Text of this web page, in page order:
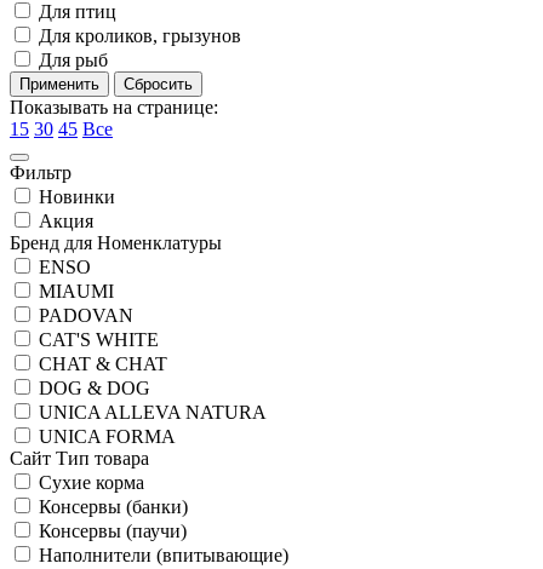
Для птиц
Для кроликов, грызунов
Для рыб
Показывать на странице:
15 30 45 Все
Фильтр
Новинки
Акция
Бренд для Номенклатуры
ENSO
MIAUMI
PADOVAN
CAT'S WHITE
CHAT & CHAT
DOG & DOG
UNICA ALLEVA NATURA
UNICA FORMA
Сайт Тип товара
Сухие корма
Консервы (банки)
Консервы (паучи)
Наполнители (впитывающие)